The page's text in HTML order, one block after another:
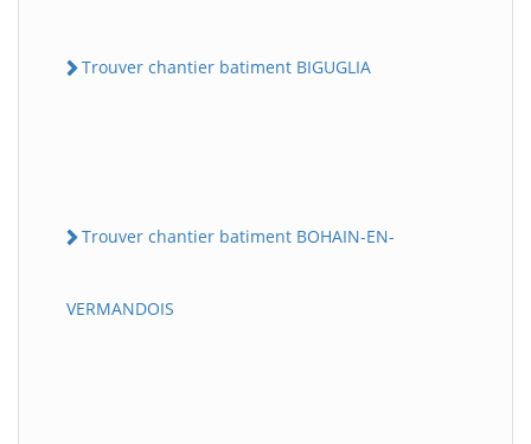
Trouver chantier batiment BIGUGLIA
Trouver chantier batiment BOHAIN-EN-
VERMANDOIS